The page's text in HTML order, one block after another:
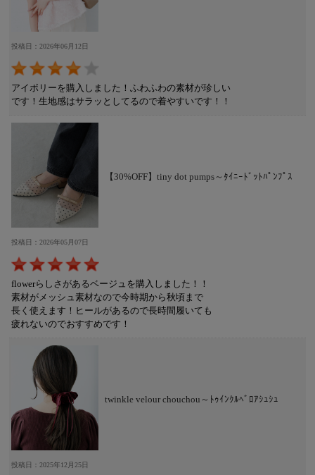
投稿日：2026年06月12日
アイボリーを購入しました！ふわふわの素材が珍しい
です！生地感はサラッとしてるので着やすいです！！
【30%OFF】tiny dot pumps～ﾀｲﾆｰﾄﾞｯﾄﾊﾟﾝﾌﾟｽ
投稿日：2026年05月07日
flowerらしさがあるベージュを購入しました！！
素材がメッシュ素材なので今時期から秋頃まで
長く使えます！ヒールがあるので長時間履いても
疲れないのでおすすめです！
twinkle velour chouchou～ﾄｩｲﾝｸﾙﾍﾞﾛｱｼｭｼｭ
投稿日：2025年12月25日